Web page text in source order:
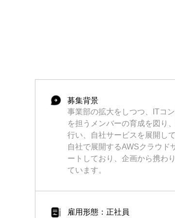
募集背景
事業部の拡大をしつつ、ITコ
を担うメンバーの育成を図り
行い、自社サービスを展開し
自社で展開するAWSクラウド
ートしており、企画から携わ
ています。
雇用形態：正社員